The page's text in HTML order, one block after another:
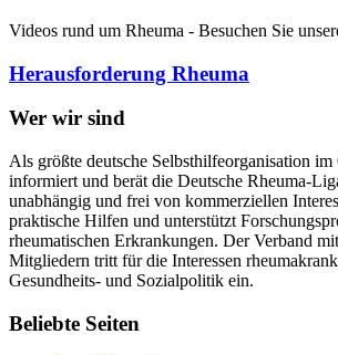
Videos rund um Rheuma - Besuchen Sie
Herausforderung Rheuma
Wer wir sind
Als größte deutsche Selbsthilfeorganisation im
informiert und berät die Deutsche Rheuma-
unabhängig und frei von kommerziellen
praktische Hilfen und unterstützt
rheumatischen Erkrankungen. Der Verband
Mitgliedern tritt für die Interessen
Gesundheits- und Sozialpolitik ein.
Beliebte Seiten